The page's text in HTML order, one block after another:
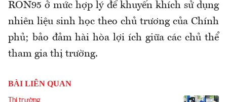
RON95 ở mức hợp lý để khuyến khích sử dụng
nhiên liệu sinh học theo chủ trương của Chính
phủ; bảo đảm hài hòa lợi ích giữa các chủ thể
tham gia thị trường.
BÀI LIÊN QUAN